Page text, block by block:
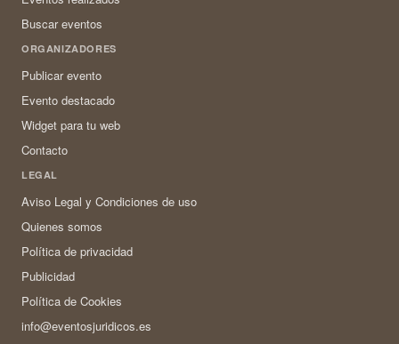
Buscar eventos
ORGANIZADORES
Publicar evento
Evento destacado
Widget para tu web
Contacto
LEGAL
Aviso Legal y Condiciones de uso
Quienes somos
Política de privacidad
Publicidad
Política de Cookies
info@eventosjuridicos.es